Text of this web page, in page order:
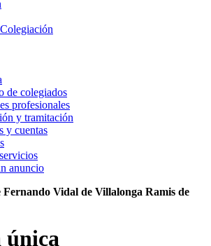
de colegiados
profesionales
y tramitación
y cuentas
anuncio
Vidal de Villalonga Ramis de
única